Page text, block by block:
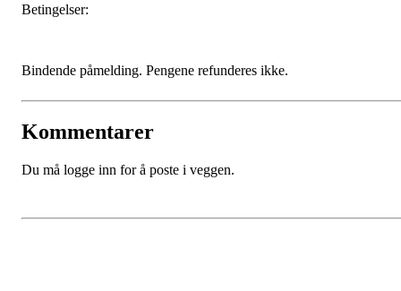
Betingelser:
Bindende påmelding. Pengene refunderes ikke.
Kommentarer
Du må logge inn for å poste i veggen.